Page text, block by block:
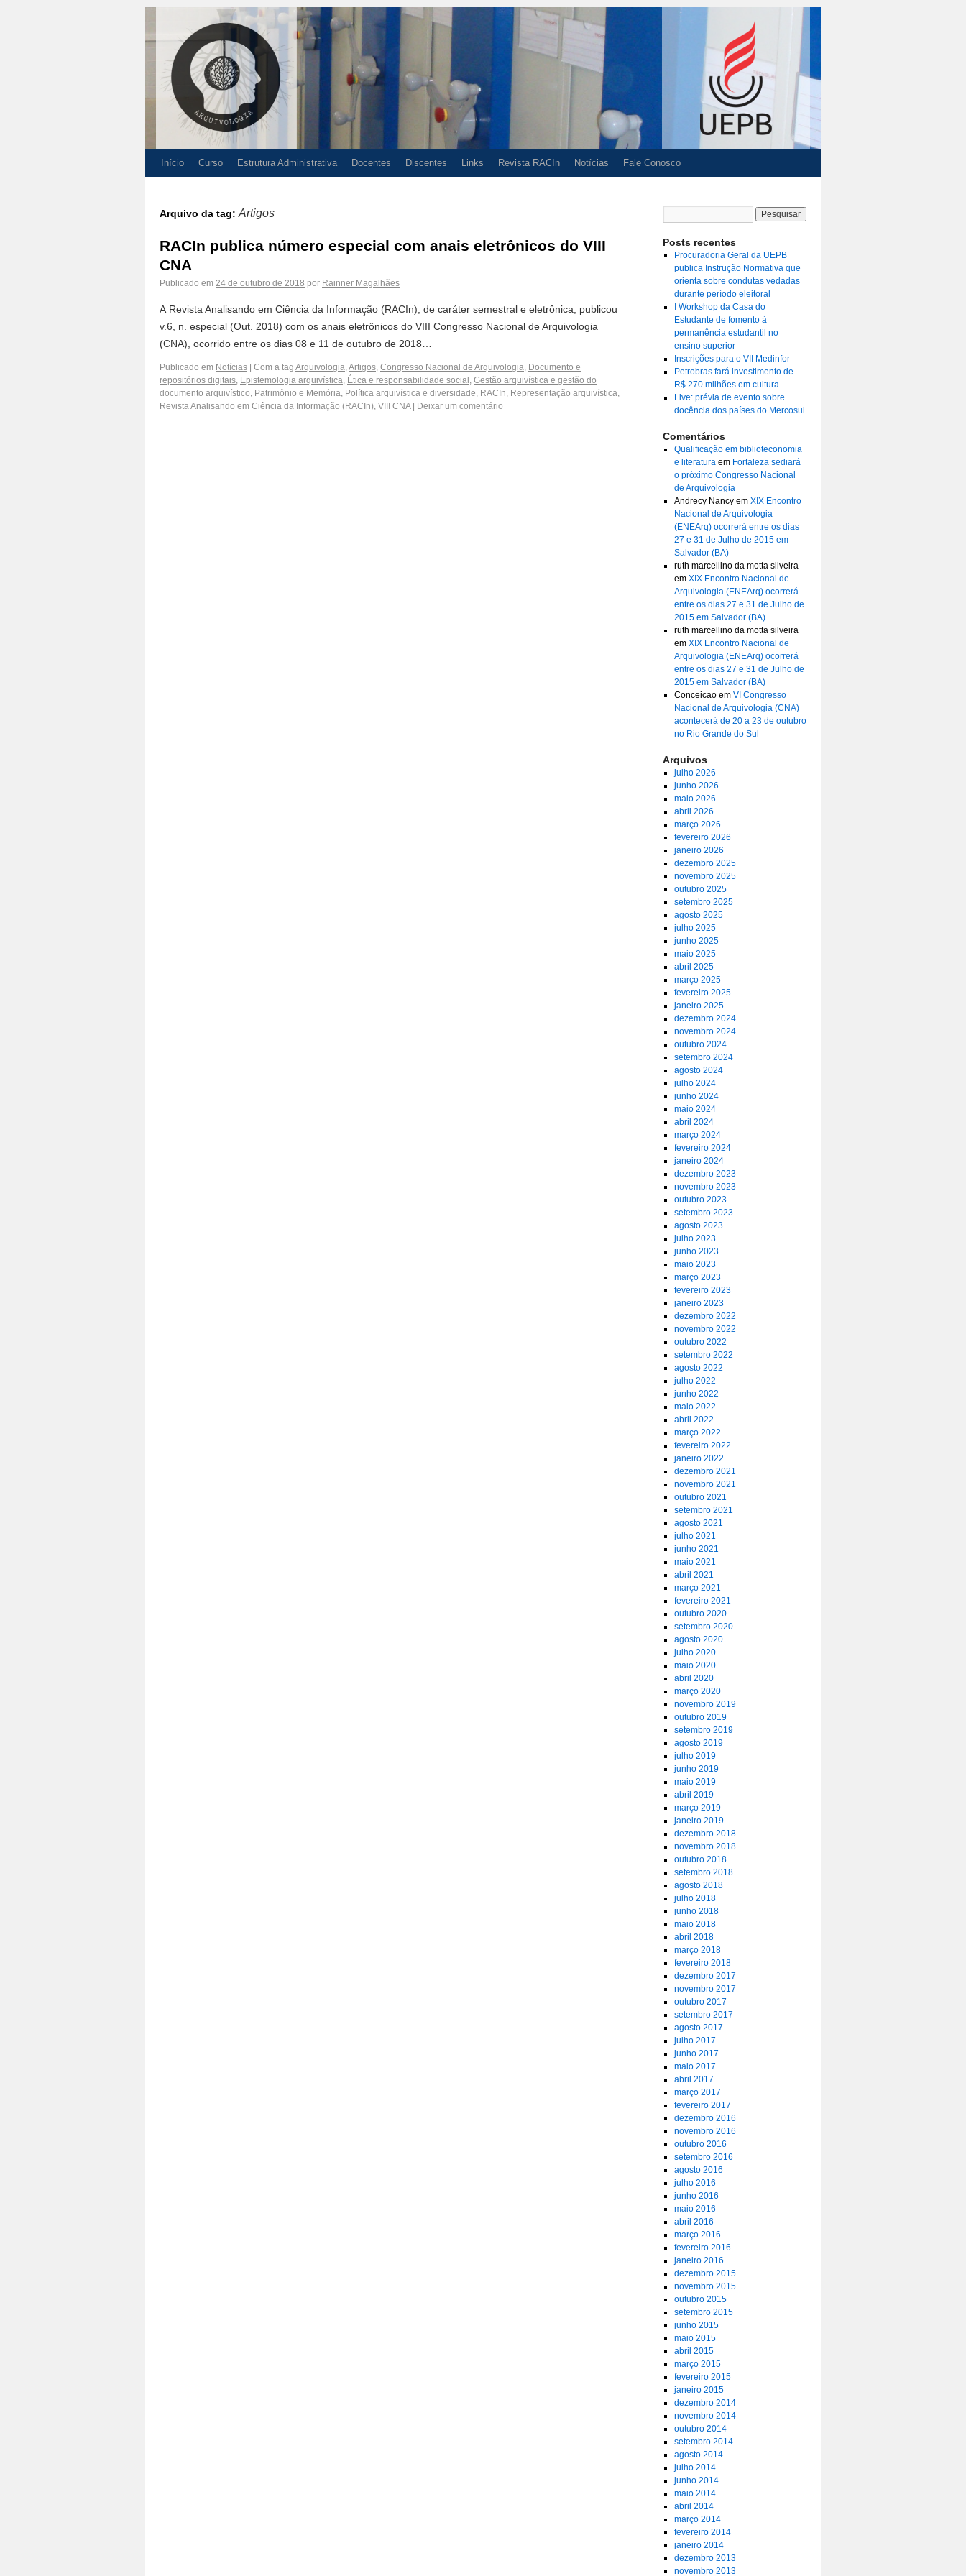
Início Curso Estrutura Administrativa Docentes Discentes Links Revista RACIn Notícias Fale Conosco
Arquivo da tag: Artigos
RACIn publica número especial com anais eletrônicos do VIII
CNA
Publicado em 24 de outubro de 2018 por Rainner Magalhães
A Revista Analisando em Ciência da Informação (RACIn), de caráter semestral e eletrônica, publicou
v.6, n. especial (Out. 2018) com os anais eletrônicos do VIII Congresso Nacional de Arquivologia
(CNA), ocorrido entre os dias 08 e 11 de outubro de 2018…
Publicado em Notícias Com a tag Arquivologia,Artigos, Congresso Nacional de Arquivologia, Documento e
repositórios digitais, Epistemologia arquivística, Ética e responsabilidade social , Gestão arquivística e gestão do
documento arquivístico, Patrimônio e Memória, Política arquivística e diversidade, RACIn, Representação arquivística,
Revista Analisando em Ciência da Informação (RACIn), VIII CNA Deixar um comentário
Posts recentes
Procuradoria Geral da UEPB
publica Instrução Normativa que
orienta sobre condutas vedadas
durante período eleitoral
I Workshop da Casa do
Estudante de fomento à
permanência estudantil no
ensino superior
Inscrições para o VII Medinfor
Petrobras fará investimento de
R$ 270 milhões em cultura
Live: prévia de evento sobre
docência dos países do Mercosul
Comentários
Qualificação em biblioteconomia
e literaturaem Fortaleza sediará
o próximo Congresso Nacional
de Arquivologia
Andrecy Nancyem XIX Encontro
Nacional de Arquivologia
(ENEArq) ocorrerá entre os dias
27 e 31 de Julho de 2015 em
Salvador (BA)
ruth marcellino da motta silveira
em XIX Encontro Nacional de
Arquivologia (ENEArq) ocorrerá
entre os dias 27 e 31 de Julho de
2015 em Salvador (BA)
ruth marcellino da motta silveira
em XIX Encontro Nacional de
Arquivologia (ENEArq) ocorrerá
entre os dias 27 e 31 de Julho de
2015 em Salvador (BA)
Conceicaoem VI Congresso
Nacional de Arquivologia (CNA)
acontecerá de 20 a 23 de outubro
no Rio Grande do Sul
Arquivos
julho 2026
junho 2026
maio 2026
abril 2026
março 2026
fevereiro 2026
janeiro 2026
dezembro 2025
novembro 2025
outubro 2025
setembro 2025
agosto 2025
julho 2025
junho 2025
maio 2025
abril 2025
março 2025
fevereiro 2025
janeiro 2025
dezembro 2024
novembro 2024
outubro 2024
setembro 2024
agosto 2024
julho 2024
junho 2024
maio 2024
abril 2024
março 2024
fevereiro 2024
janeiro 2024
dezembro 2023
novembro 2023
outubro 2023
setembro 2023
agosto 2023
julho 2023
junho 2023
maio 2023
março 2023
fevereiro 2023
janeiro 2023
dezembro 2022
novembro 2022
outubro 2022
setembro 2022
agosto 2022
julho 2022
junho 2022
maio 2022
abril 2022
março 2022
fevereiro 2022
janeiro 2022
dezembro 2021
novembro 2021
outubro 2021
setembro 2021
agosto 2021
julho 2021
junho 2021
maio 2021
abril 2021
março 2021
fevereiro 2021
outubro 2020
setembro 2020
agosto 2020
julho 2020
maio 2020
abril 2020
março 2020
novembro 2019
outubro 2019
setembro 2019
agosto 2019
julho 2019
junho 2019
maio 2019
abril 2019
março 2019
janeiro 2019
dezembro 2018
novembro 2018
outubro 2018
setembro 2018
agosto 2018
julho 2018
junho 2018
maio 2018
abril 2018
março 2018
fevereiro 2018
dezembro 2017
novembro 2017
outubro 2017
setembro 2017
agosto 2017
julho 2017
junho 2017
maio 2017
abril 2017
março 2017
fevereiro 2017
dezembro 2016
novembro 2016
outubro 2016
setembro 2016
agosto 2016
julho 2016
junho 2016
maio 2016
abril 2016
março 2016
fevereiro 2016
janeiro 2016
dezembro 2015
novembro 2015
outubro 2015
setembro 2015
junho 2015
maio 2015
abril 2015
março 2015
fevereiro 2015
janeiro 2015
dezembro 2014
novembro 2014
outubro 2014
setembro 2014
agosto 2014
julho 2014
junho 2014
maio 2014
abril 2014
março 2014
fevereiro 2014
janeiro 2014
dezembro 2013
novembro 2013